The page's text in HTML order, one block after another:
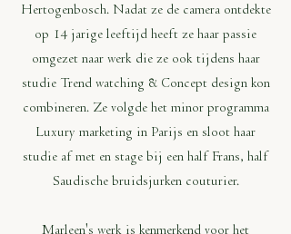
Hertogenbosch. Nadat ze de camera ontdekte
op 14 jarige leeftijd heeft ze haar passie
omgezet naar werk die ze ook tijdens haar
studie Trend watching & Concept design kon
combineren. Ze volgde het minor programma
Luxury marketing in Parijs en sloot haar
studie af met en stage bij een half Frans, half
Saudische bruidsjurken couturier.
Marleen's werk is kenmerkend voor het